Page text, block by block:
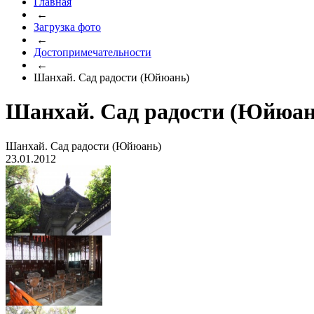
←
Загрузка фото
←
Достопримечательности
←
Шанхай. Сад радости (Юйюань)
Шанхай. Сад радости
Шанхай. Сад радости (Юйюань)
23.01.2012